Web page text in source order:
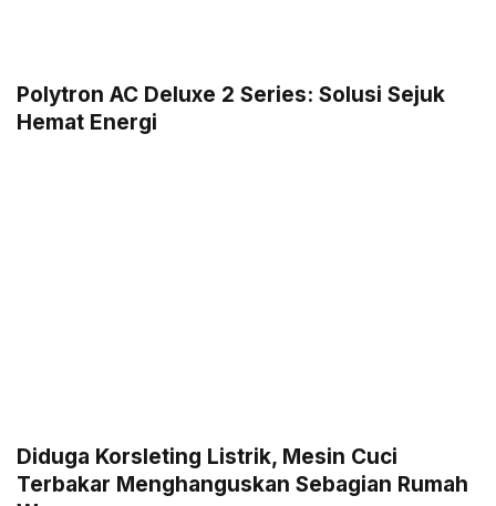
Polytron AC Deluxe 2 Series: Solusi Sejuk
Hemat Energi
Diduga Korsleting Listrik, Mesin Cuci
Terbakar Menghanguskan Sebagian Rumah